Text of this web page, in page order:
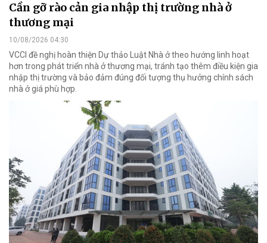
Cần gỡ rào cản gia nhập thị trường nhà ở
thương mại
10/08/2026 04:30
VCCI đề nghị hoàn thiện Dự thảo Luật Nhà ở theo hướng linh hoạt
hơn trong phát triển nhà ở thương mại, tránh tạo thêm điều kiện gia
nhập thị trường và bảo đảm đúng đối tượng thụ hưởng chính sách
nhà ở giá phù hợp.